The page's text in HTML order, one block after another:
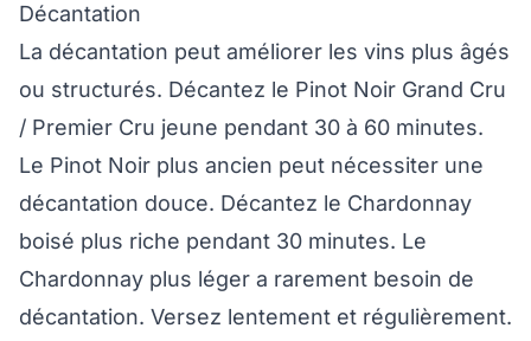
Décantation
La décantation peut améliorer les vins plus âgés
ou structurés. Décantez le Pinot Noir Grand Cru
/ Premier Cru jeune pendant 30 à 60 minutes.
Le Pinot Noir plus ancien peut nécessiter une
décantation douce. Décantez le Chardonnay
boisé plus riche pendant 30 minutes. Le
Chardonnay plus léger a rarement besoin de
décantation. Versez lentement et régulièrement.